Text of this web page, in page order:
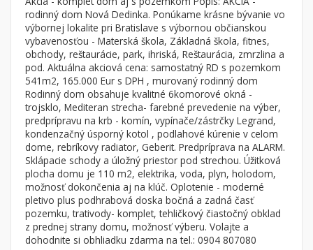
Lokalita
×
×
Nitriansky (kraj)
Byt
Garsónky
Dvojgarsónky
1-izbové
2-izbové
3-izbové
4 a viac izbové byty
Dom
Vila
Chalupa
Pozemok
rodinný dom Nová Dedinka. Ponúkame krásne bývanie vo
výbornej lokalite pri Bratislave s výbornou občianskou
vybavenosťou - Materská škola, Základná škola, fitnes,
obchody, reštaurácie, park, ihriská, Reštaurácia, zmrzlina a
pod. Aktuálna akciová cena: samostatný RD s pozemkom
541m2, 165.000 Eur s DPH , murovaný rodinný dom
Rodinný dom obsahuje kvalitné 6komorové okná -
trojsklo, Mediteran strecha- farebné prevedenie na výber,
predprípravu na krb - komín, vypínače/zástrčky Legrand,
kondenzačný úsporný kotol , podlahové kúrenie v celom
dome, rebríkovy radiator, Geberit. Predpríprava na ALARM.
Sklápacie schody a úložný priestor pod strechou. Úžitková
plocha domu je 110 m2, elektrika, voda, plyn, holodom,
možnosť dokončenia aj na klúč. Oplotenie - moderné
pletivo plus podhrabová doska bočná a zadná časť
pozemku, trativody- komplet, tehličkový čiastočný obklad
z prednej strany domu, možnosť výberu. Volajte a
dohodnite si obhliadku zdarma na tel.: 0904 807080